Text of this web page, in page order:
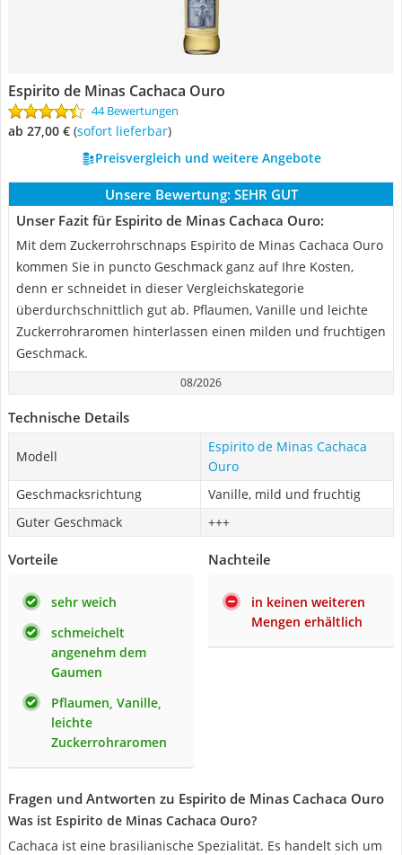
Espirito de Minas Cachaca Ouro
44 Bewertungen
ab 27,00 € ( Sofort lieferbar)
Preisvergleich und weitere Angebote
Unsere Bewertung: SEHR GUT
Unser Fazit für Espirito de Minas Cachaca Ouro:
Mit dem Zuckerrohrschnaps Espirito de Minas Cachaca Ouro
kommen Sie in puncto Geschmack ganz auf Ihre Kosten,
denn er schneidet in dieser Vergleichskategorie
überdurchschnittlich gut ab. Pflaumen, Vanille und leichte
Zuckerrohraromen hinterlassen einen milden und fruchtigen
Geschmack.
08/2026
Technische Details
Modell
Espirito de Minas Cachaca
Ouro
Geschmacksrichtung
Vanille, mild und fruchtig
Guter Geschmack
+++
Vorteile
sehr weich
schmeichelt
angenehm dem
Gaumen
Pflaumen, Vanille,
leichte
Zuckerrohraromen
Nachteile
in keinen weiteren
Mengen erhältlich
Fragen und Antworten zu Espirito de Minas Cachaca Ouro
Was ist Espirito de Minas Cachaca Ouro?
Cachaca ist eine brasilianische Spezialität. Es handelt sich um